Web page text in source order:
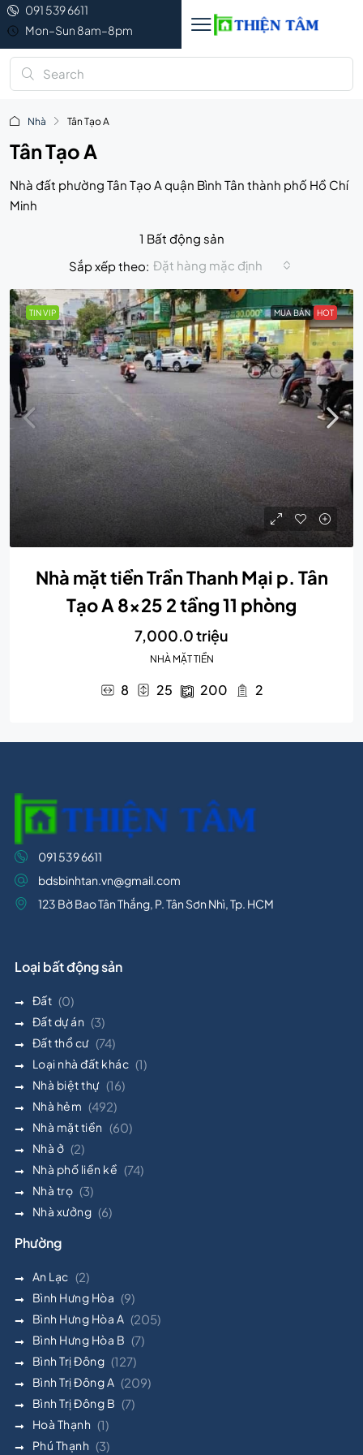
091 539 6611
Mon–Sun 8am–8pm
Nhà Tân Tạo A
Tân Tạo A
Nhà đất phường Tân Tạo A quận Bình Tân thành phố Hồ Chí
Minh
1 Bất động sản
Sắp xếp theo: Đặt hàng mặc định
TIN VIP MUA BÁN HOT
Nhà mặt tiền Trần Thanh Mại p. Tân
Tạo A 8×25 2 tầng 11 phòng
7,000.0 triệu
NHÀ MẶT TIỀN
8 25 200 2
091 539 6611
bdsbinhtan.vn@gmail.com
123 Bờ Bao Tân Thắng, P. Tân Sơn Nhì, Tp. HCM
Loại bất động sản
Đất (0)
Đất dự án (3)
Đất thổ cư (74)
Loại nhà đất khác (1)
Nhà biệt thự (16)
Nhà hẻm (492)
Nhà mặt tiền (60)
Nhà ở (2)
Nhà phố liền kề (74)
Nhà trọ (3)
Nhà xưởng (6)
Phường
An Lạc (2)
Bình Hưng Hòa (9)
Bình Hưng Hòa A (205)
Bình Hưng Hòa B (7)
Bình Trị Đông (127)
Bình Trị Đông A (209)
Bình Trị Đông B (7)
Hoà Thạnh (1)
Phú Thạnh (3)